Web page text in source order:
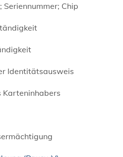
Chip
Identitätsausweis
Karteninhabers